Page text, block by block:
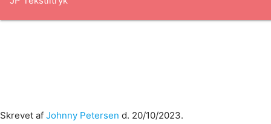
Skrevet af Johnny Petersen d. 20/10/2023.